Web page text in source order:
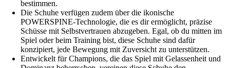
bestimmen.
Die Schuhe verfügen zudem über die ikonische
POWERSPINE-Technologie, die es dir ermöglicht, präzise
Schüsse mit Selbstvertrauen abzugeben. Egal, ob du mitten im
Spiel oder beim Training bist, diese Schuhe sind dafür
konzipiert, jede Bewegung mit Zuversicht zu unterstützen.
Entwickelt für Champions, die das Spiel mit Gelassenheit und